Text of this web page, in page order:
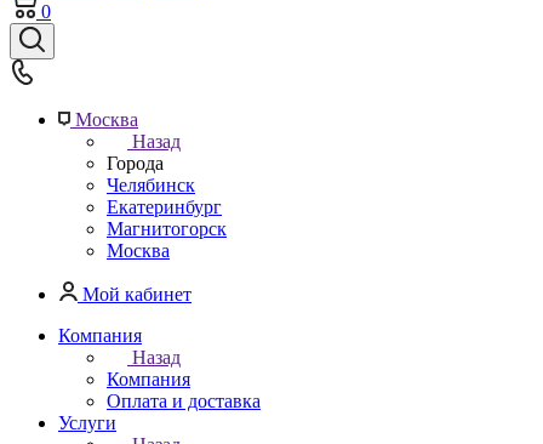
0
Москва
Назад
Города
Челябинск
Екатеринбург
Магнитогорск
Москва
Мой кабинет
Компания
Назад
Компания
Оплата и доставка
Услуги